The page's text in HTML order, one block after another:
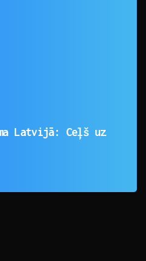
Latvijā: Ceļš uz